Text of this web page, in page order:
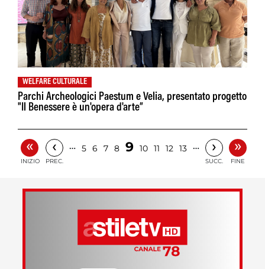
WELFARE CULTURALE
Parchi Archeologici Paestum e Velia, presentato progetto
"Il Benessere è un'opera d'arte”
«
INIZIO
‹
PREC.
… 5 6 7 8 9 10 11 12 13 … ›
SUCC.
»
FINE